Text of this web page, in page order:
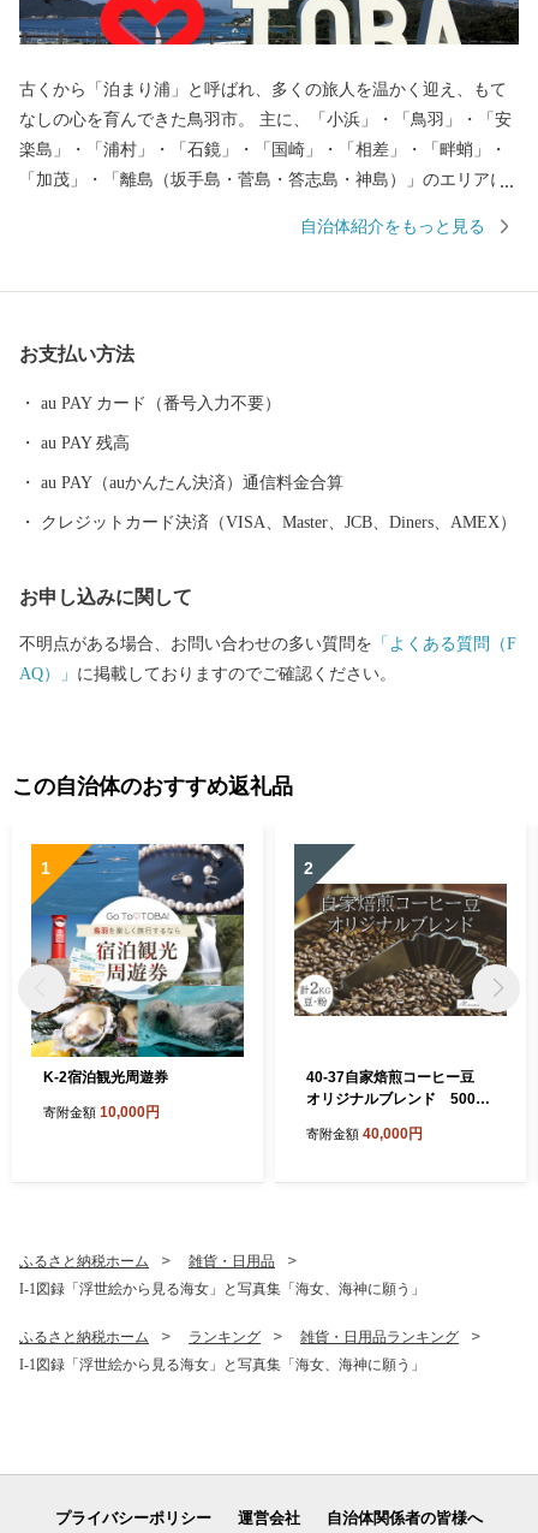
古くから「泊まり浦」と呼ばれ、多くの旅人を温かく迎え、もて
なしの心を育んできた鳥羽市。 主に、「小浜」・「鳥羽」・「安
楽島」・「浦村」・「石鏡」・「国崎」・「相差」・「畔蛸」・
「加茂」・「離島（坂手島・菅島・答志島・神島）」のエリアに
られる海の幸、独自の自然や文化を残し、今なお受け継がれる海
世界で初めて真珠の養殖に成功した地でもあります。鳥羽市はそ
立ち並び、温泉、グルメなど、旅の目的に応じて、様々な鳥羽の
楽しみ方が見つかるはずです。
自治体紹介をもっと見る
お支払い方法
au PAY カード（番号入力不要）
au PAY 残高
au PAY（auかんたん決済）通信料金合算
クレジットカード決済（VISA、Master、JCB、Diners、AMEX）
お申し込みに関して
不明点がある場合、お問い合わせの多い質問を 「よくある質問（F
AQ）」 に掲載しておりますのでご確認ください。
この自治体のおすすめ返礼品
1
K-2宿泊観光周遊券
寄附金額 10,000円
2
40-37自家焙煎コーヒー豆
オリジナルブレンド 500g×
寄附金額 40,000円
ふるさと納税ホーム
雑貨・日用品
I-1図録「浮世絵から見る海女」と写真集「海女、海神に願う」
ふるさと納税ホーム ランキング
雑貨・日用品ランキング
I-1図録「浮世絵から見る海女」と写真集「海女、海神に願う」
プライバシーポリシー 運営会社 自治体関係者の皆様へ